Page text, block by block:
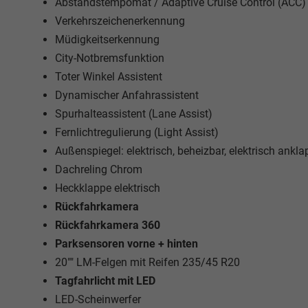
Verkehrszeichenerkennung
Müdigkeitserkennung
City-Notbremsfunktion
Toter Winkel Assistent
Dynamischer Anfahrassistent
Spurhalteassistent (Lane Assist)
Fernlichtregulierung (Light Assist)
Außenspiegel: elektrisch, beheizbar, elektrisch
Dachreling Chrom
Heckklappe elektrisch
Rückfahrkamera
Rückfahrkamera 360
Parksensoren vorne + hinten
20"" LM-Felgen mit Reifen 235/45 R20
Tagfahrlicht mit LED
LED-Scheinwerfer